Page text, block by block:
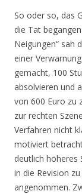
So oder so, das
die Tat
Neigungen“ sah
einer
gemacht, 100
absolvieren und
von 600 Euro zu
zur rechten
Verfahren nicht
motiviert
deutlich höheres
in die Revision
angenommen.